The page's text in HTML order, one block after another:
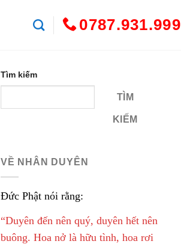
0787.931.999
Tìm kiếm
TÌM
KIẾM
VỀ NHÂN DUYÊN
Đức Phật nói rằng:
“Duyên đến nên quý, duyên hết nên
buông. Hoa nở là hữu tình, hoa rơi